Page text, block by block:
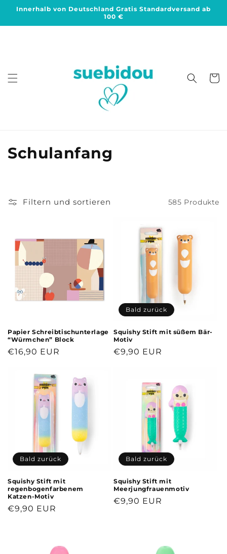
zum
Innerhalb von Deutschland Gratis Standardversand ab
100 €
K
o
:
Schulanfang
Filtern und sortieren 585 Produkte
Papier Schreibtischunterlage
“Würmchen” Block
Normaler
€16,90 EUR
Bald zurück
Squishy Stift mit süßem Bär-
Motiv
Normaler
€9,90 EUR
Bald zurück
Squishy Stift mit
regenbogenfarbenem
Katzen-Motiv
Normaler
€9,90 EUR
Bald zurück
Squishy Stift mit
Meerjungfrauenmotiv
Normaler
€9,90 EUR